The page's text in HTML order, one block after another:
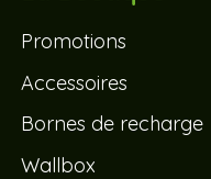
Promotions
Accessoires
Bornes de recharge
Wallbox